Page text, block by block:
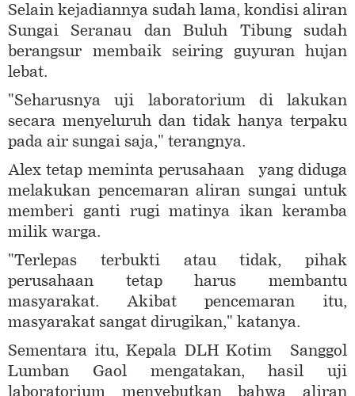
Selain kejadiannya sudah lama, kondisi aliran
Sungai Seranau dan Buluh Tibung sudah
berangsur membaik seiring guyuran hujan
lebat.
"Seharusnya uji laboratorium di lakukan
secara menyeluruh dan tidak hanya terpaku
pada air sungai saja," terangnya.
Alex tetap meminta perusahaan yang diduga
melakukan pencemaran aliran sungai untuk
memberi ganti rugi matinya ikan keramba
milik warga.
"Terlepas terbukti atau tidak, pihak
perusahaan tetap harus membantu
masyarakat. Akibat pencemaran itu,
masyarakat sangat dirugikan," katanya.
Sementara itu, Kepala DLH Kotim Sanggol
Lumban Gaol mengatakan, hasil uji
laboratorium menyebutkan bahwa aliran